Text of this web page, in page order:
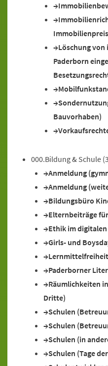
Löschung
Paderborn
Bauvorhaben)
000.Bildung & Schule
Anmeldung
Anmeldung
Bildungsbüro
Elternbeiträge
Ethik im
Girls- und
Paderborner
Räumlichkeiten
Dritte)
Schulen
Schulen
Schulen (in
Schulen (Tage